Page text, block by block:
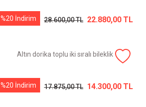
%20 İndirim 28.600,00 TL 22.880,00 TL
Altın dorika toplu iki sıralı bileklik
%20 İndirim 17.875,00 TL 14.300,00 TL